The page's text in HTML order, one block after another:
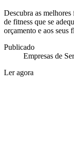
Descubra as melhores
de fitness que se
orçamento e aos seus
Publicado
Empresas de
Ler agora